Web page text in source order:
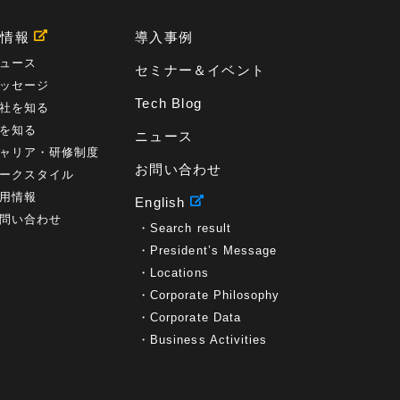
報
ース
セージ
を知る
知る
リア・研修制度
クスタイル
情報
い合わせ
導入事例
セミナー＆イベント
Tech Blog
ニュース
お問い合わせ
English
Search result
President’s Message
Locations
Corporate Philosophy
Corporate Data
Business Activities